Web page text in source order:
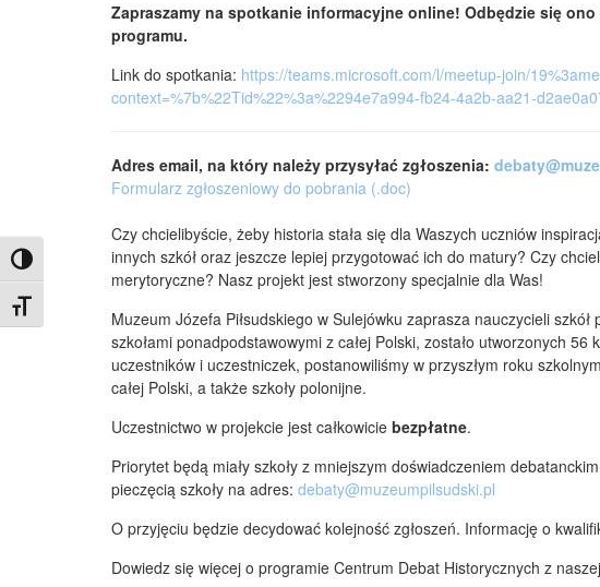
Toggle High Contrast
Toggle Font size
Zapraszamy na spotkanie informacyjne online! Odbędzie się
programu.
Link do spotkania: https://teams.microsoft.com/l/meetup-join/
context=%7b%22Tid%22%3a%2294e7a994-fb24-4a2b-aa21-
Adres email, na który należy przysyłać zgłoszenia:
Formularz zgłoszeniowy do pobrania (.doc)
Czy chcielibyście, żeby historia stała się dla Waszych uczniów
innych szkół oraz jeszcze lepiej przygotować ich do matury? Czy
merytoryczne? Nasz projekt jest stworzony specjalnie dla Was!
Muzeum Józefa Piłsudskiego w Sulejówku zaprasza nauczycieli
szkołami ponadpodstawowymi z całej Polski, zostało utworzonych
uczestników i uczestniczek, postanowiliśmy w przyszłym roku
całej Polski, a także szkoły polonijne.
Uczestnictwo w projekcie jest całkowicie bezpłatne.
Priorytet będą miały szkoły z mniejszym doświadczeniem
pieczęcią szkoły na adres: debaty@muzeumpilsudski.pl
O przyjęciu będzie decydować kolejność zgłoszeń. Informację o
Dowiedz się więcej o programie Centrum Debat Historycznych z